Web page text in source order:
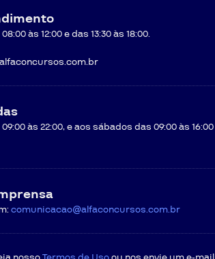
às 12:00 e das 13:30 às 18:00.
às 22:00, e aos sábados das 09:00 às 16:00
comunicacao@alfaconcursos.com.br